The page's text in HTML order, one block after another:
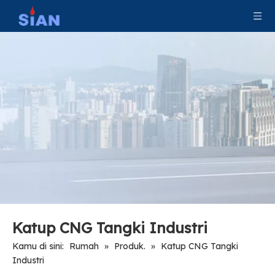
Katup CNG Tangki Industri
Kamu di sini: Rumah » Produk. » Katup CNG Tangki
Industri